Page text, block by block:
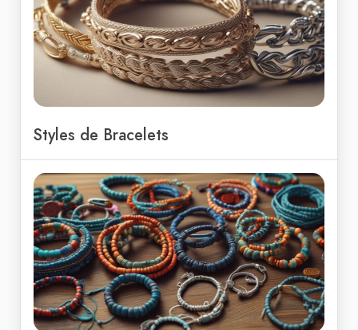
Styles de Bracelets